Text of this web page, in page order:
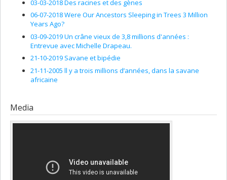
Grant programs:PVXXXXXX-(SE) Programme Soutien aux
équipes de recherche - Stade de développement :
Fonctionnement
03-03-2018 Des racines et des gènes
06-07-2018 Were Our Ancestors Sleeping in Trees 3 Million
Years Ago?
03-09-2019 Un crâne vieux de 3,8 millions d'années :
Entrevue avec Michelle Drapeau.
21-10-2019 Savane et bipédie
21-11-2005 ll y a trois millions d’années, dans la savane
africaine
Media